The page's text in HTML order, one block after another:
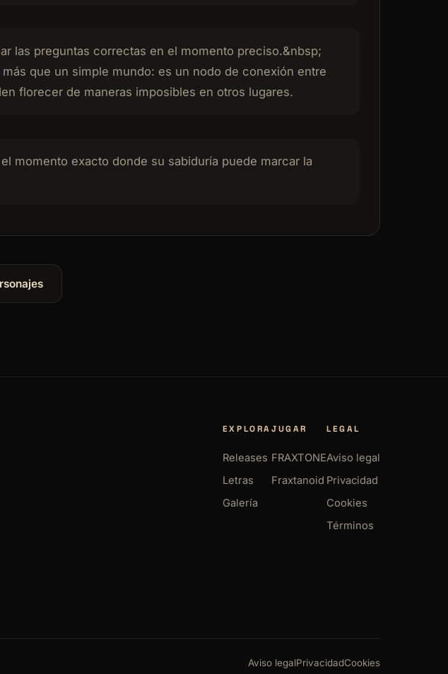
las preguntas correctas en el momento preciso.&nbsp;
que un simple mundo: es un nodo de conexión entre
florecer de maneras imposibles en otros lugares.
momento exacto donde su sabiduría puede marcar la
EXPLORA
Releases
Letras
Galería
JUGAR
FRAXTONE
Fraxtanoid
LEGAL
Aviso legal
Privacidad
Cookies
Términos
Aviso legalPrivacidadCookies